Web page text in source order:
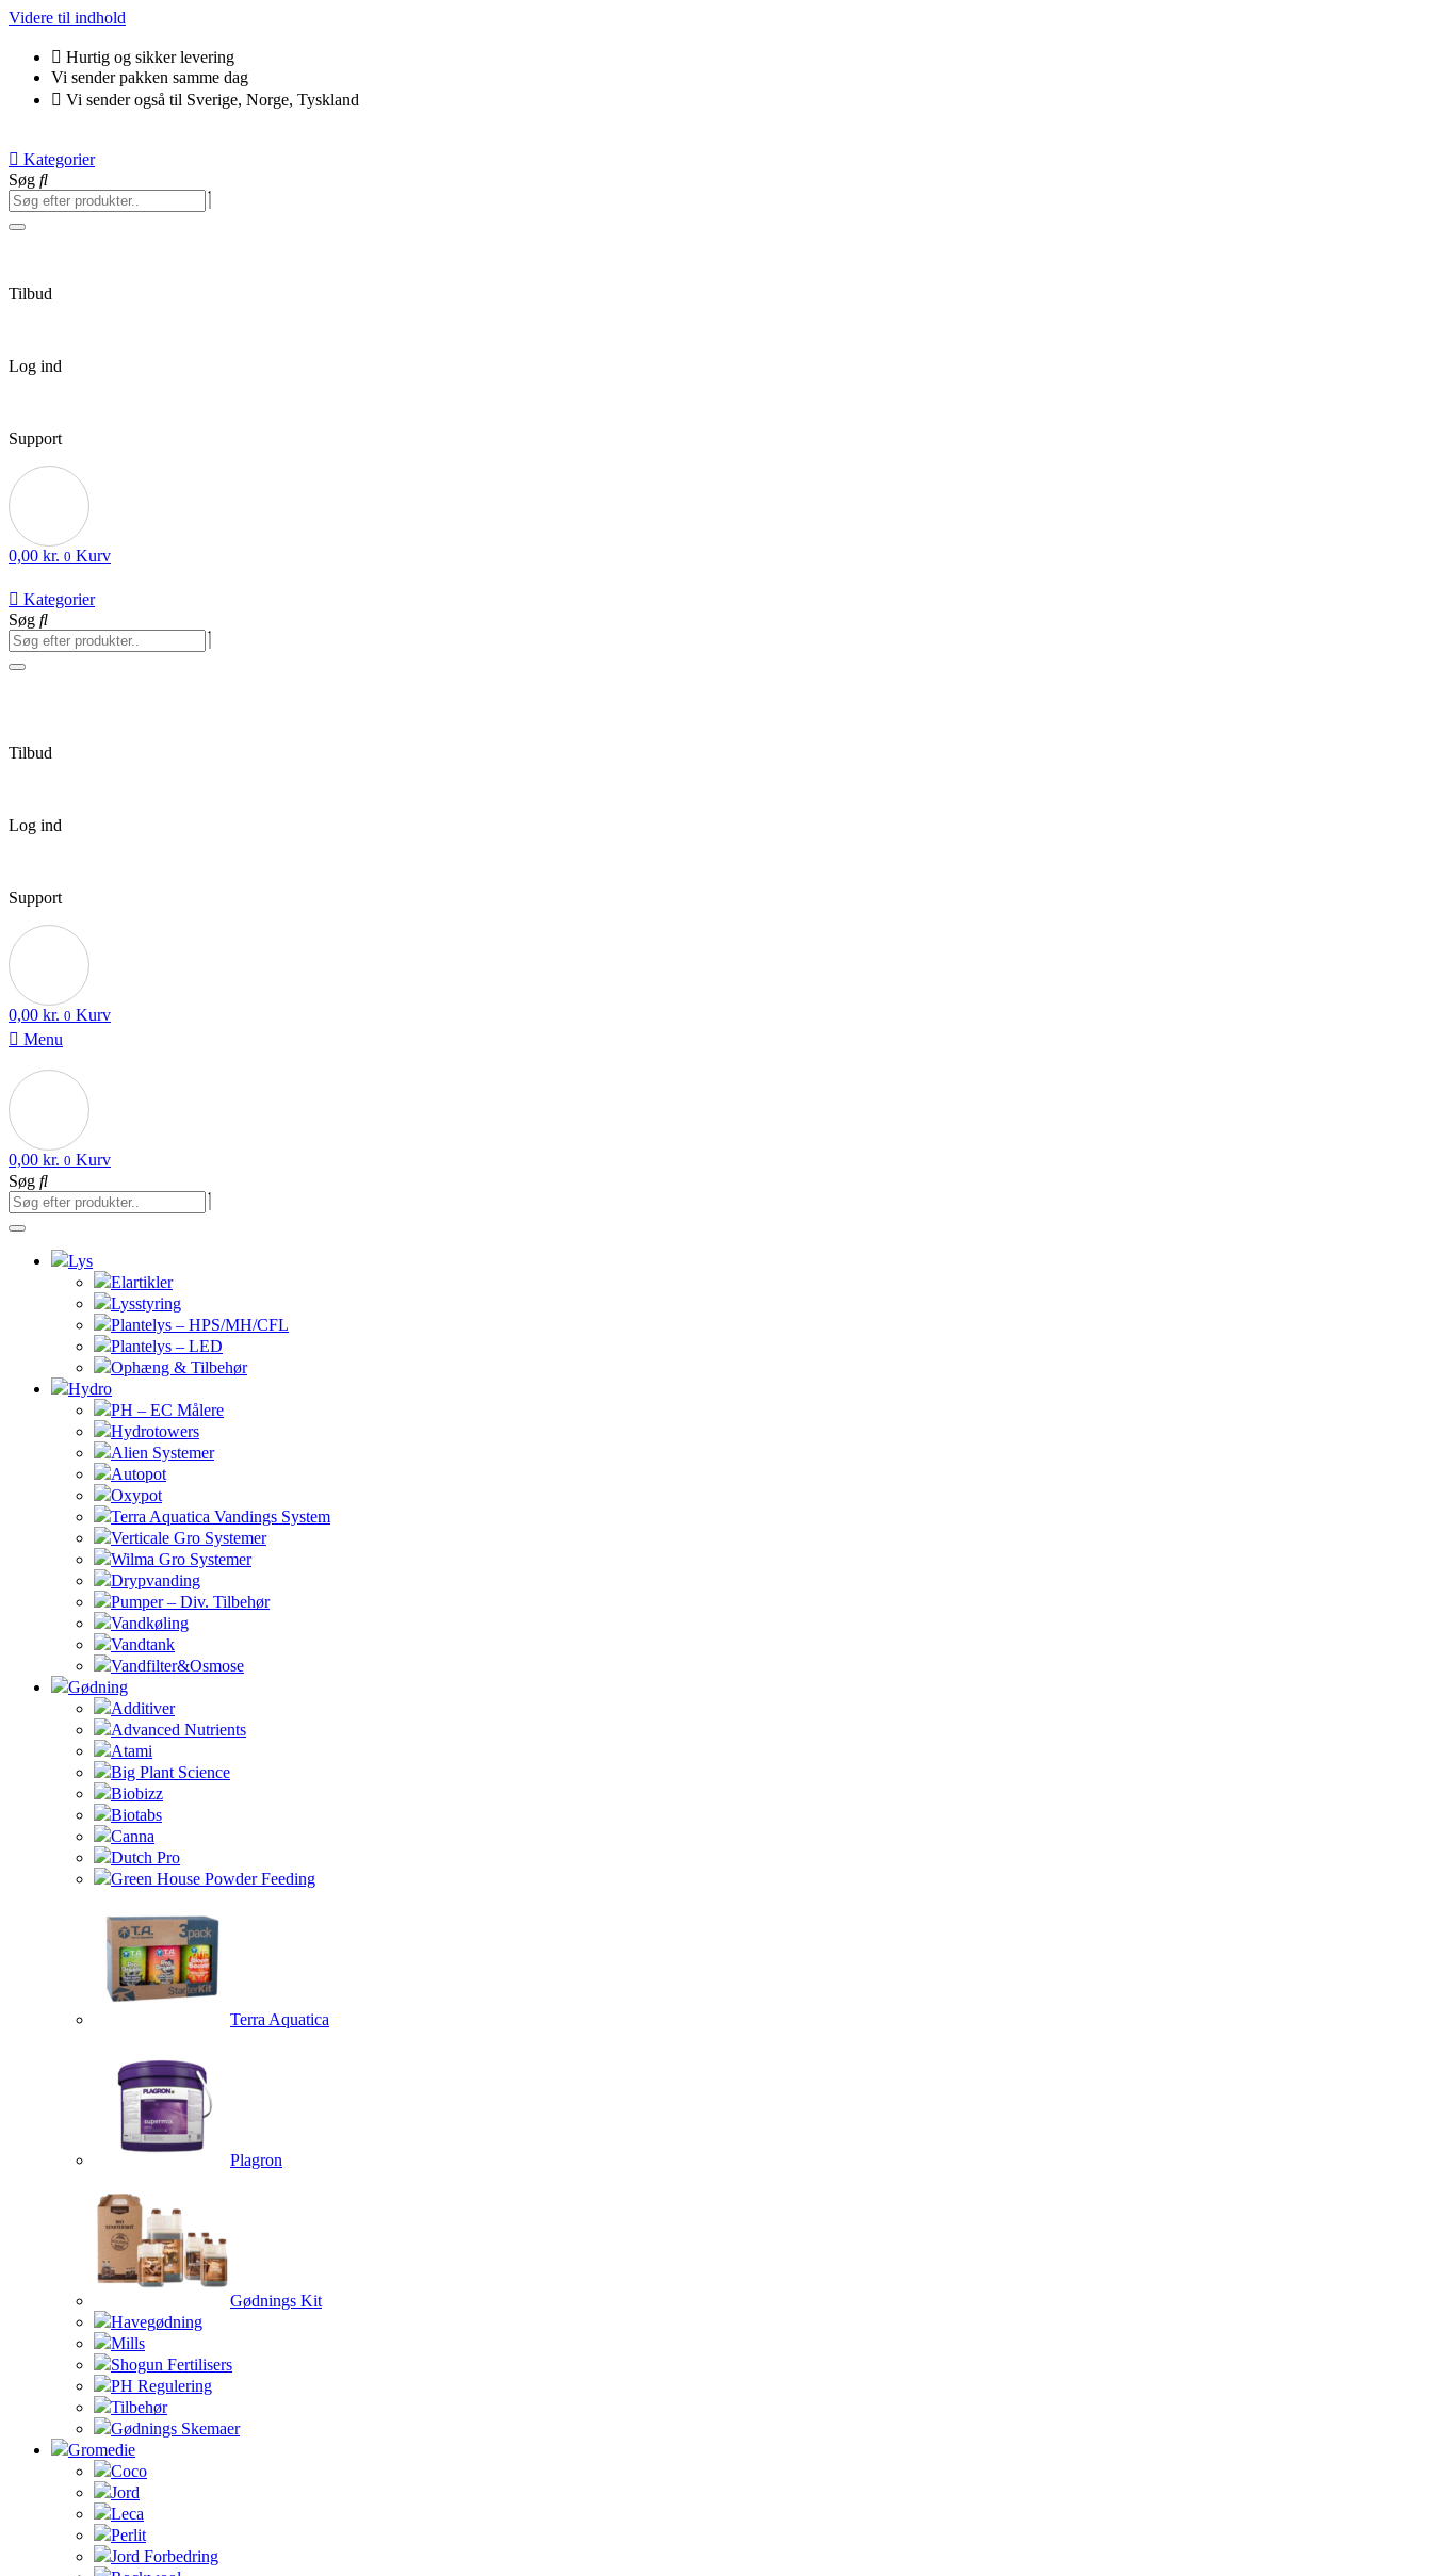
Videre til indhold
Hurtig og sikker levering
Vi sender pakken samme dag
Vi sender også til Sverige, Norge, Tyskland
Kategorier
Søg
Tilbud
Log ind
Support
0,00 kr. 0 Kurv
Kategorier
Søg
Tilbud
Log ind
Support
0,00 kr. 0 Kurv
Menu
0,00 kr. 0 Kurv
Søg
Lys
Elartikler
Lysstyring
Plantelys – HPS/MH/CFL
Plantelys – LED
Ophæng & Tilbehør
Hydro
PH – EC Målere
Hydrotowers
Alien Systemer
Autopot
Oxypot
Terra Aquatica Vandings System
Verticale Gro Systemer
Wilma Gro Systemer
Drypvanding
Pumper – Div. Tilbehør
Vandkøling
Vandtank
Vandfilter&Osmose
Gødning
Additiver
Advanced Nutrients
Atami
Big Plant Science
Biobizz
Biotabs
Canna
Dutch Pro
Green House Powder Feeding
Terra Aquatica
Plagron
Gødnings Kit
Havegødning
Mills
Shogun Fertilisers
PH Regulering
Tilbehør
Gødnings Skemaer
Gromedie
Coco
Jord
Leca
Perlit
Jord Forbedring